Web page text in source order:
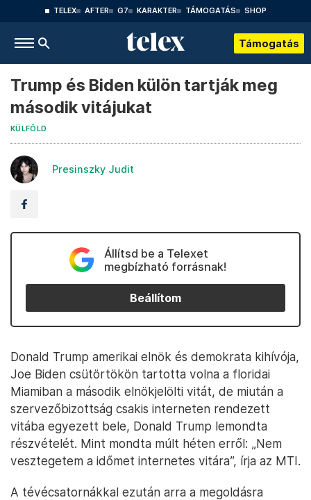
TELEX AFTER G7 KARAKTER TÁMOGATÁS SHOP
Támogatás
Trump és Biden külön tartják meg
második vitájukat
KÜLFÖLD
Presinszky Judit
Állítsd be a Telexet
megbízható forrásnak!
Beállítom
Donald Trump amerikai elnök és demokrata kihívója,
Joe Biden csütörtökön tartotta volna a floridai
Miamiban a második elnökjelölti vitát, de miután a
szervezőbizottság csakis interneten rendezett
vitába egyezett bele, Donald Trump lemondta
részvételét. Mint mondta múlt héten erről: „Nem
vesztegetem a időmet internetes vitára”, írja az MTI.
A tévécsatornákkal ezután arra a megoldásra